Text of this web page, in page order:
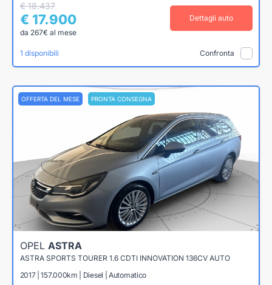
€ 18.437
€ 17.900
da 267€ al mese
Dettagli auto
1 disponibili Confronta
OFFERTA DEL MESE PRONTA CONSEGNA
OPEL ASTRA
ASTRA SPORTS TOURER 1.6 CDTI INNOVATION 136CV AUTO
2017 | 157.000km | Diesel | Automatico